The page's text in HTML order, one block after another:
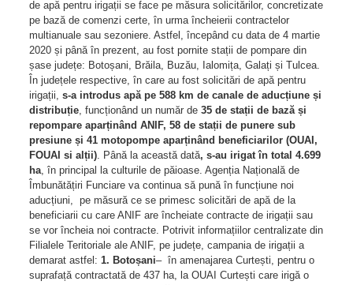
de apă pentru irigații se face pe măsura solicitărilor, concretizate
pe bază de comenzi certe, în urma încheierii contractelor
multianuale sau sezoniere. Astfel, începând cu data de 4 martie
2020 și până în prezent, au fost pornite stații de pompare din
șase județe: Botoșani, Brăila, Buzău, Ialomița, Galați și Tulcea.
În județele respective, în care au fost solicitări de apă pentru
irigații, s-a introdus apă pe 588 km de canale de aducțiune și
distribuție, funcționând un număr de 35 de stații de bază și
repompare aparținând ANIF, 58 de stații de punere sub
presiune și 41 motopompe aparținând beneficiarilor (OUAI,
FOUAI si alții). Până la această dată, s-au irigat în total 4.699
ha, în principal la culturile de păioase. Agenția Națională de
Îmbunătățiri Funciare va continua să pună în funcțiune noi
aducțiuni, pe măsură ce se primesc solicitări de apă de la
beneficiarii cu care ANIF are încheiate contracte de irigații sau
se vor încheia noi contracte. Potrivit informațiilor centralizate din
Filialele Teritoriale ale ANIF, pe județe, campania de irigații a
demarat astfel: 1. Botoșani– în amenajarea Curtești, pentru o
suprafață contractată de 437 ha, la OUAI Curtești care irigă o